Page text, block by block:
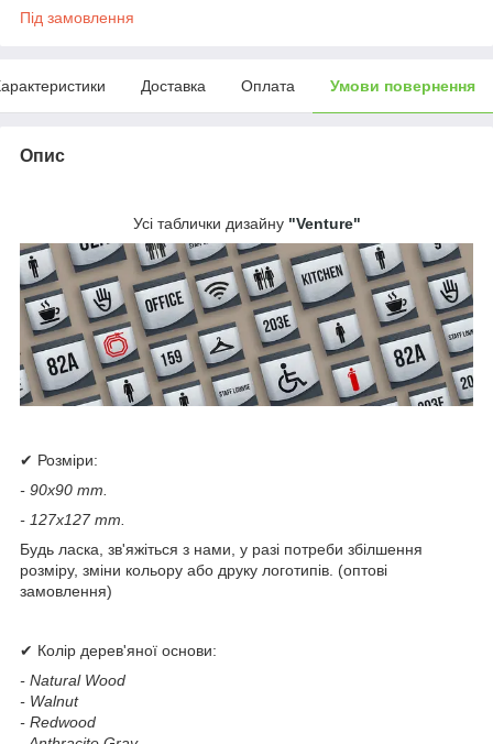
Під замовлення
Доставка Оплата Умови повернення
Опис
Усі таблички дизайну "Venture"
✔ Розміри:
- 90x90 mm.
- 127x127 mm.
Будь ласка, зв'яжіться з нами, у разі потреби збілшення
розміру, зміни кольору або друку логотипів. (оптові
замовлення)
✔ Колір дерев'яної основи:
- Natural Wood
- Walnut
- Redwood